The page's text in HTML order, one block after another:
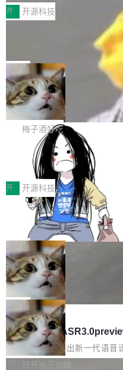
持续开源更多基于UCL-
件。 腾讯网平团队在UCL-
个独立于业务线程的全局通信
经开始引入 AI Coding 工具，
型或企业内部部署模型提升研
Coding 从个人辅助工具逐步
级应用，企业在规模化落地过
可控性和代码质量提出了更高
安全与合规要求。对于大多数
有云模型能够满足快速试用和
但对于金融、能源、医疗等对
智能应用典型案例名单》，集
各领域的应用成果，覆盖技术
产品应用、支撑保障、专题等
AI算力网关（AI创新平台）成
各业的Agent走向规模化建设
渐丰富，用户关注的重点也在
让AI用起来，还要进一步看清
Token花在哪里、算力是否被
续增长的AI成本该如何优化。
正是围绕这些实际问题，从
理两个方面，让用户的每一份
得住、用得稳、省得下、更安
始，Token使用一目...
开 开源科技
Jeff Dean 离开 Google：
束，一个实验室的开始
Google 员工编号 20。
Bigtable 作者之一。
Gemini 的架构师。Google
ean 在 Google 工作了 27 年
不是一个人走。一同离开的还
wat（Google 员工编号 23，
年的编程搭档，MapReduce
作者）、Quoc Le（Google
q2Seq 和 DocAI 的共同发明
yals（Gemini 联合负责人，
局
🔥 SolonCode v2026.8.4
字体可调、22 种语言、记
打开终端就能上岗的全中文编
把「看得清、用母语、记得住
齐。 SolonCode 是什么
耳科技研发的企业级终端编
中文驱动的数字员工，自主理
骤、编写代码。不挑模型、不
装完即用。 开源地址：Gitee
b 安装 支持 Java 8+（8~26
x / Windows / Harmony PC
x / Harmony PC curl -fsSL
r.org/solon...
梅子酒好吃
让“代码语义理解”深度释
价值潜能：华为云码道（
代码仓技术解析
一、代码仓深度理解技术的作
程实践中，代码仓是企业核心
体。企业级代码仓库通常包含
个文件，其规模远超单次模型
文窗口。随着项目规模的持续
不断累积，代码仓中的模块关
务逻辑等关键信息往往分散于
件之中，形成高度复杂的知识
代码检索手段（如关键词匹配
在语法层面完成文本定位，难
内涵与结构关联，导致开发者
理解大规模代码仓时面临显著"
颈。 代码仓深度理解服务（以
e深度理解服务"）是华为云码
开 开源科技
一条“删库”命令跑 17 小时
师删光 89TB 数据只为干私
最高人民检察院8月4日公布了
名90后算法工程师王某，为
服务器空间，删光了公司AI游
数据。 王某2024年1月入职东
短剧部门，有互联网大厂背景
调整期间，部门三次通知全员
移到B集群，王某都回复了"收
数据。2024年9月3日下午4点
的账号密码进入A集群，输入
称为"删库跑路"的命令——最
局
Cloudflare 分享推理优化实
che 量化 + 权重压缩，吞吐
1%，成本降 30%
Kimi 和 GLM 是当前最强的大
它们有一个共同的问题：太吃
的 Kimi K 系列和智谱的 GLM
oE 架构的大模型，好用到让人
存永远不够用。 Cloudflare 的
一直在跑这些模型的推理。他
局
腾讯混元 Hy
腾讯混元正式推出新一代语音
3.0preview。基于最新一代大
白开水不加糖